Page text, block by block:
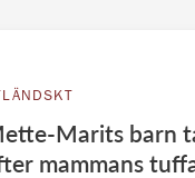
Marits barn
mammans